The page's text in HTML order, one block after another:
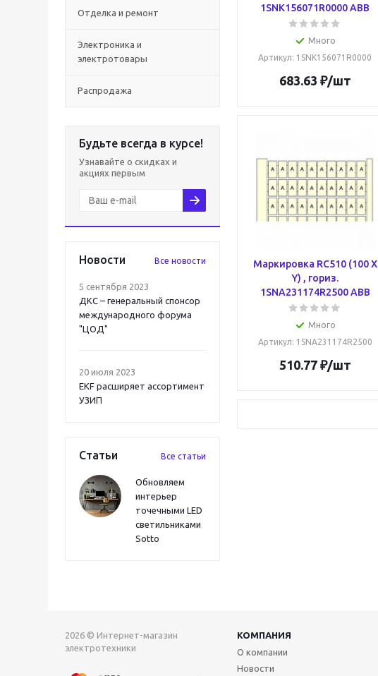
Отделка и ремонт
Электроника и
электротовары
Распродажа
Будьте всегда в курсе!
Узнавайте о скидках и
акциях первым
Новости Все новости
5 сентября 2023
ДКС – генеральный спонсор
международного форума
"ЦОД"
20 июля 2023
EKF расширяет ассортимент
УЗИП
Статьи Все статьи
Обновляем
интерьер
точечными LED
светильниками
Sotto
1SNK156071R0000 ABB
Много
Артикул: 1SNK156071R0000
683.63 ₽/шт
Маркировка RC510 (100 X
Y) , гориз.
1SNA231174R2500 ABB
Много
Артикул: 1SNA231174R2500
510.77₽/шт
2026 © Интернет-магазин
электротехники
КОМПАНИЯ
О компании
Новости